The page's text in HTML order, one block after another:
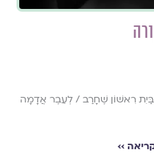
רִאשׁוֹן שֶׁחָרַב / לְעֵבֶר אֲדָמָה
››